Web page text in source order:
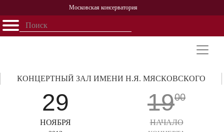
Московская консерватория
Открыть - закрыть
Персоналии
История
29
НОЯБРЯ
КОНЦЕРТНЫЙ ЗАЛ ИМЕНИ Н.Я. МЯСКОВСКОГО
1900
НАЧАЛО